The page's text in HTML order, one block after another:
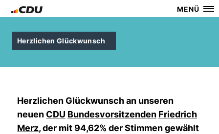
MENÜ
Herzlichen Glückwunsch
Herzlichen Glückwunsch an unseren
neuen CDU Bundesvorsitzenden Friedrich
Merz, der mit 94,62% der Stimmen gewählt